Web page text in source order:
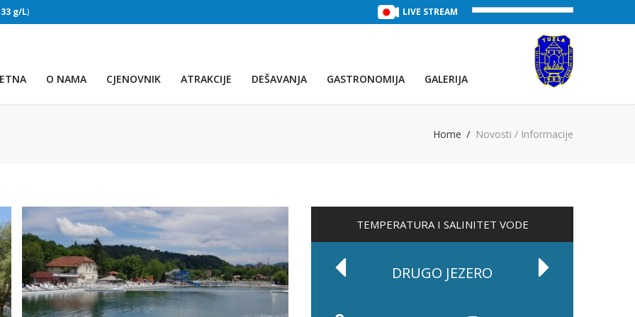
33 g/L) TREĆE JEZERO (Voda:29 °C, Salinitet:32 g/L)
LIVE STREAM
O NAMA CJENOVNIK ATRAKCIJE DEŠAVANJA GASTRONOMIJA GALERIJA
Home Novosti / Informacije
TEMPERATURA I SALINITET VODE
PRVO JEZERO DRUGO JEZERO